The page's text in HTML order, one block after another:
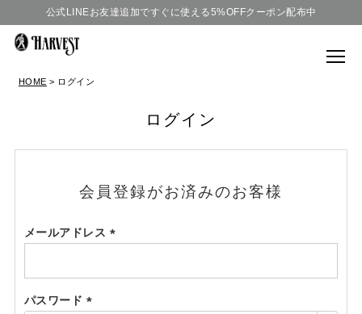
公式LINEお友達追加ですぐに使える5%OFFクーポン配布中
HOME ログイン
ログイン
会員登録がお済みのお客様
メールアドレス
須)
パスワード